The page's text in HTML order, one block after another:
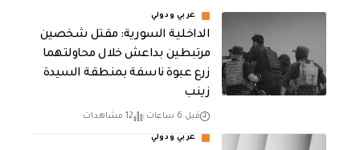
عربي ودولي
الداخلية السورية: مقتل شخصين
مرتبطين بداعش خلال محاولتهما
زرع عبوة ناسفة بمنطقة السيدة
زينب
قبل 6 ساعات 12 مشاهدات
عربي ودولي